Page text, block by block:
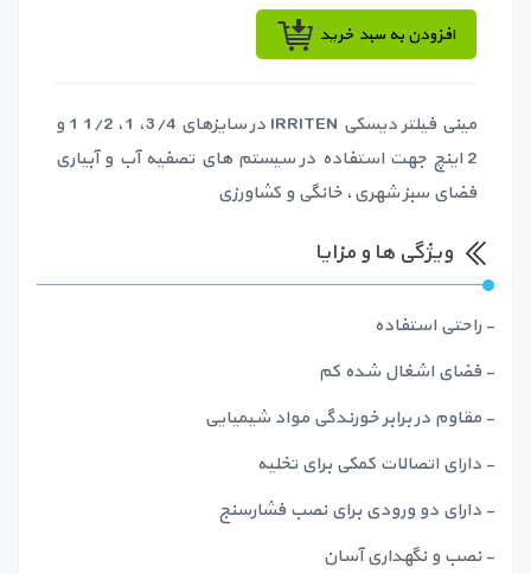
افزودن به سبد خرید
مینی فیلتر دیسکی IRRITEN در سایزهای 3/4، 1، 1/2 1 و
2 اینچ جهت استفاده در سیستم های تصفیه آب و آبیاری
فضای سبز شهری، خانگی و کشاورزی
ویژگی ها و مزایا
- راحتی استفاده
- فضای اشغال شده کم
- مقاوم در برابر خورندگی مواد شیمیایی
- دارای اتصالات کمکی برای تخلیه
- دارای دو ورودی برای نصب فشارسنج
- نصب و نگهداری آسان